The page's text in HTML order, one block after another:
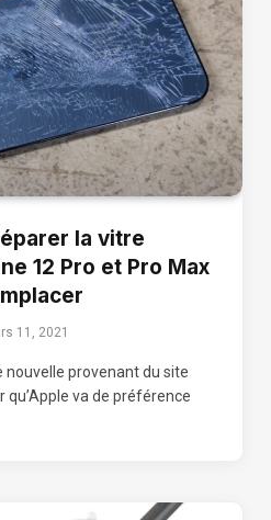
la vitre
12 Pro et Pro Max
11, 2021
nouvelle provenant du site
qu’Apple va de préférence